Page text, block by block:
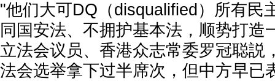
"他们大可DQ（disqualified）所有民
同国安法、不拥护基本法，顺势打造
立法会议员、香港众志常委罗冠聪説
法会选举拿下过半席次，但中方早已